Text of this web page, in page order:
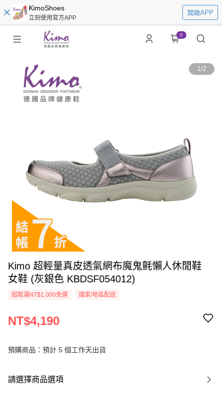
KimoShoes
立刻使用官方APP
開啟APP
0
1/2
Kimo 超輕量真皮透氣網布魔鬼氈懶人休閒鞋
女鞋 (灰銀色 KBDSF054012)
超取滿NT$1,000免運 國家/地區配送
NT$4,190
預購商品：預計 5 個工作天出貨
請選擇商品選項